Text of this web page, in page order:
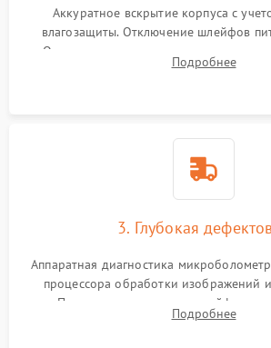
Аккуратное вскрытие корпуса с
влагозащиты. Отключение шлейфов
Очистка внутренних плат от окислов
обработка германиевого объектива
Подробнее
3. Глубокая
Аппаратная диагностика
процессора обработки изображений
Проверка целостности шлейфов,
интерфейсов связи. Выявление
Подробнее